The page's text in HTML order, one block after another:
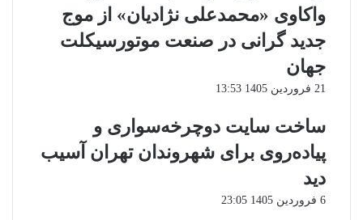
واکاوی «محمدعلی نژادیان» از موج
جدید گرانی در صنعت موتورسیکلت
جهان
21 فروردین 1405 13:53
ساخت سایت دوچرخه‌سواری و
پیاده‌روی برای شهروندان تهران آسیب
دید
6 فروردین 1405 23:05